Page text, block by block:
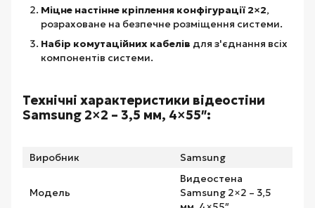
Міцне настінне кріплення конфігурації 2×2,
розраховане на безпечне розміщення системи.
Набір комутаційних кабелів для з'єднання всіх
компонентів системи.
Технічні характеристики відеостіни
Samsung 2×2 – 3,5 мм, 4×55″:
Виробник Samsung
Модель
Видеостена
Samsung 2×2 – 3,5